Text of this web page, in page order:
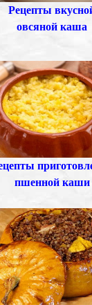
Рецепты
овсяной каша
пшенной каши